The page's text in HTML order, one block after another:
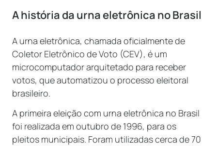
A história da urna eletrônica no Brasil
A urna eletrônica, chamada oficialmente de
Coletor Eletrônico de Voto (CEV), é um
microcomputador arquitetado para receber
votos, que automatizou o processo eleitoral
brasileiro.
A primeira eleição com urna eletrônica no Brasil
foi realizada em outubro de 1996, para os
pleitos municipais. Foram utilizadas cerca de 70